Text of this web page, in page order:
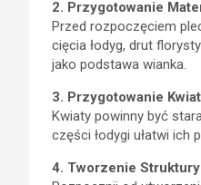
2. Przygotowanie
Przed rozpoczęciem
cięcia łodyg, drut
jako podstawa wianka.
3. Przygotowanie
Kwiaty powinny być
części łodygi ułatwi ich
4. Tworzenie Struktury